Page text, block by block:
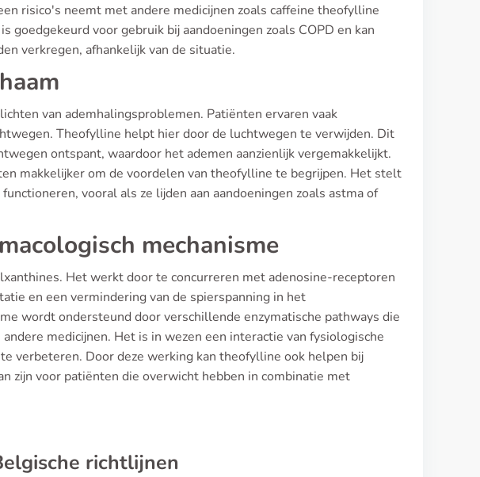
risico's neemt met andere medicijnen zoals caffeine theofylline
goedgekeurd voor gebruik bij aandoeningen zoals COPD en kan
verkregen, afhankelijk van de situatie.
van ademhalingsproblemen. Patiënten ervaren vaak
Theofylline helpt hier door de luchtwegen te verwijden. Dit
ontspant, waardoor het ademen aanzienlijk vergemakkelijkt.
makkelijker om de voordelen van theofylline te begrijpen. Het stelt
vooral als ze lijden aan aandoeningen zoals astma of
mechanisme
Het werkt door te concurreren met adenosine-receptoren
en een vermindering van de spierspanning in het
wordt ondersteund door verschillende enzymatische pathways die
medicijnen. Het is in wezen een interactie van fysiologische
verbeteren. Door deze werking kan theofylline ook helpen bij
zijn voor patiënten die overwicht hebben in combinatie met
richtlijnen